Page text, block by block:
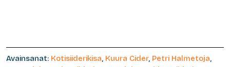
Avainsanat: Kotisiiderikisa, Kuura Cider, Petri Halmetoja,